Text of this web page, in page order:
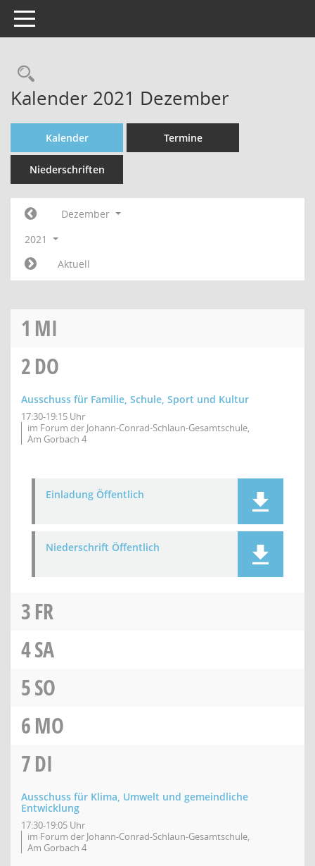
Toggle navigation
Rechercheauswahl
Kalender 2021 Dezember
Kalender Termine
Niederschriften
Dezember
2021
Aktuell
1 MI
2DO
Ausschuss für Familie, Schule, Sport und Kultur
17:30-19:15 Uhr
im Forum der Johann-Conrad-Schlaun-Gesamtschule,
Am Gorbach 4
Einladung Öffentlich
Niederschrift Öffentlich
3FR
4SA
5SO
6MO
7DI
Ausschuss für Klima, Umwelt und gemeindliche
Entwicklung
17:30-19:05 Uhr
im Forum der Johann-Conrad-Schlaun-Gesamtschule,
Am Gorbach 4